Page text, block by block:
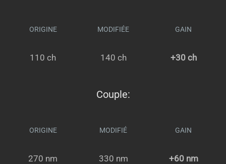
ORIGINE MODIFIÉE GAIN
110 ch 140 ch +30 ch
Couple:
ORIGINE MODIFIÉ GAIN
270 nm 330 nm +60 nm